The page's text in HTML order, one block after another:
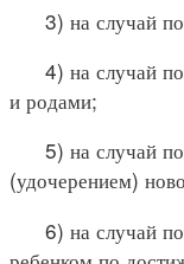
3) на случай
4) на случай
и родами;
5) на случай
(удочерением)
6) на случай